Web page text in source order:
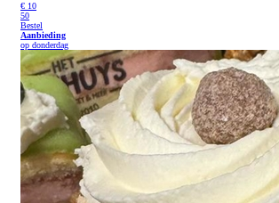
€ 10
50
Bestel
Aanbieding
op donderdag